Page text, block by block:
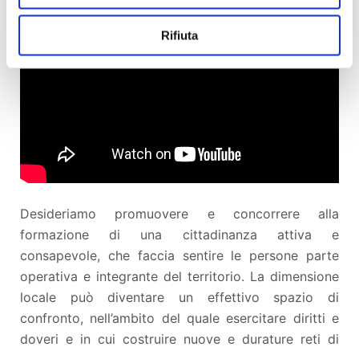
Rifiuta
Desideriamo promuovere e concorrere alla
formazione di una cittadinanza attiva e
consapevole, che faccia sentire le persone parte
operativa e integrante del territorio. La dimensione
locale può diventare un effettivo spazio di
confronto, nell’ambito del quale esercitare diritti e
doveri e in cui costruire nuove e durature reti di